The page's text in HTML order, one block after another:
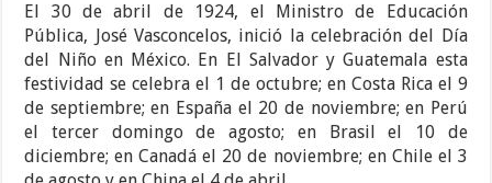
El 30 de abril de 1924, el Ministro de Educación
Pública, José Vasconcelos, inició la celebración del Día
del Niño en México. En El Salvador y Guatemala esta
festividad se celebra el 1 de octubre; en Costa Rica el 9
de septiembre; en España el 20 de noviembre; en Perú
el tercer domingo de agosto; en Brasil el 10 de
diciembre; en Canadá el 20 de noviembre; en Chile el 3